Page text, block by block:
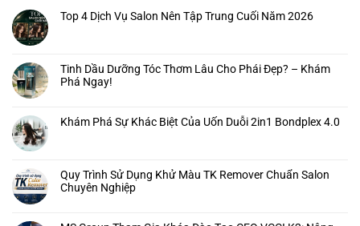
Top 4 Dịch Vụ Salon Nên Tập Trung Cuối Năm 2026
Tinh Dầu Dưỡng Tóc Thơm Lâu Cho Phái Đẹp? – Khám
Phá Ngay!
Khám Phá Sự Khác Biệt Của Uốn Duỗi 2in1 Bondplex 4.0
Quy Trình Sử Dụng Khử Màu TK Remover Chuẩn Salon
Chuyên Nghiệp